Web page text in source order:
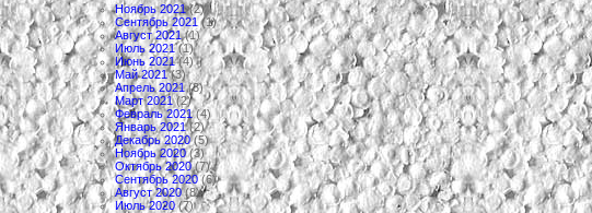
Ноябрь 2021(2)
Сентябрь 2021(1)
Август 2021(1)
Июль 2021(1)
Июнь 2021(4)
Май 2021(3)
Апрель 2021(3)
Март 2021(2)
Февраль 2021(4)
Январь 2021(2)
Декабрь 2020(5)
Ноябрь 2020(3)
Октябрь 2020(7)
Сентябрь 2020(6)
Август 2020(8)
Июль 2020(7)